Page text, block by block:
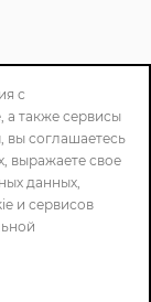
34/1
с
а также сервисы
вы соглашаетесь
выражаете свое
данных,
и сервисов